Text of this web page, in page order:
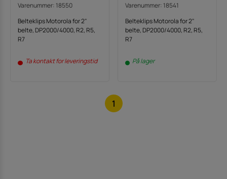
Varenummer: 18550
Belteklips Motorola for 2"
belte, DP2000/4000, R2, R5,
R7
Ta kontakt for leveringstid
Varenummer: 18541
Belteklips Motorola for 2"
belte, DP2000/4000, R2, R5,
R7
På lager
1